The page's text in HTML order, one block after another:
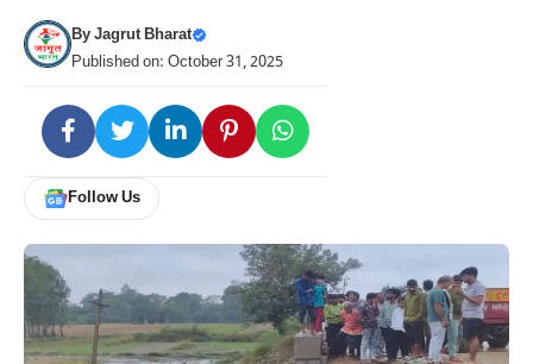
ByJagrut Bharat
Published on: October 31, 2025
Follow Us